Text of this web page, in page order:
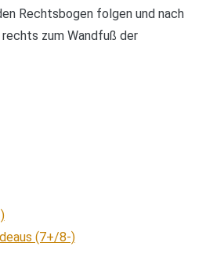
Rechtsbogen folgen und nach
zum Wandfuß der
(7+/8-)